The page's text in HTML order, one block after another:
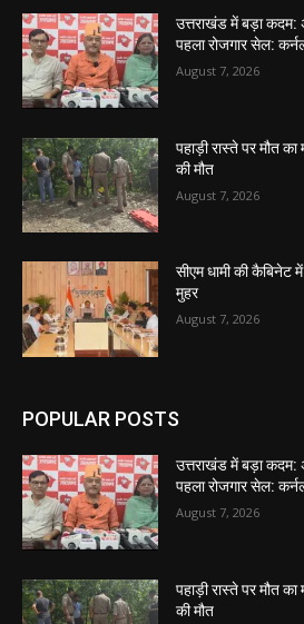
उत्तराखंड में बड़ा कदम:
पहला रोजगार सेल:
August 7, 2026
पहाड़ी रास्ते पर मौत का
की मौत
August 7, 2026
सीएम धामी की कैबिनेट
मुहर
August 7, 2026
POPULAR POSTS
उत्तराखंड में बड़ा कदम:
पहला रोजगार सेल:
August 7, 2026
पहाड़ी रास्ते पर मौत का
की मौत